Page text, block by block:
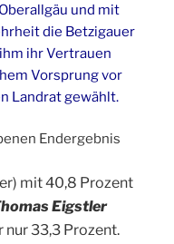
und mit
die Betzigauer
ihr Vertrauen
Vorsprung vor
Landrat gewählt.
Endergebnis
mit 40,8 Prozent
Eigstler
nur 33,3 Prozent.